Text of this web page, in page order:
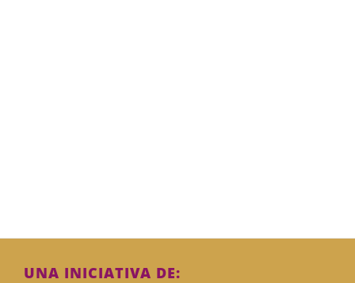
UNA INICIATIVA DE: